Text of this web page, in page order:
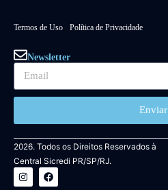
Termos de Uso Política de Privacidade
Newsletter
Enviar
2026. Todos os Direitos Reservados à
Central Sicredi PR/SP/RJ.